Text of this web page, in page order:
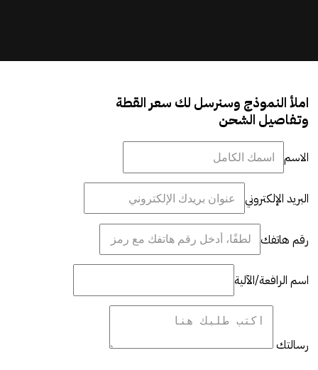
املأ النموذج وسنرسل لك سعر القطة
وتفاصيل الشحن
الاسم
البريد الإلكتروني
رقم هاتفك
اسم الرافعة/الآلية
رسالتك